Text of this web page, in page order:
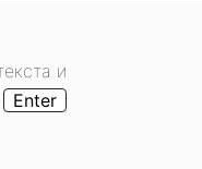
и
Enter